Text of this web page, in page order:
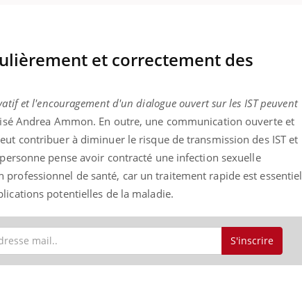
et correctement des
et l'encouragement d'un dialogue ouvert sur les IST peuvent
Andrea Ammon. En outre, une communication ouverte et
contribuer à diminuer le risque de transmission des IST et
pense avoir contracté une infection sexuelle
de santé, car un traitement rapide est essentiel
potentielles de la maladie.
S'inscrire
médecine
à un groupe
matière de bilan de
« jumeau
...